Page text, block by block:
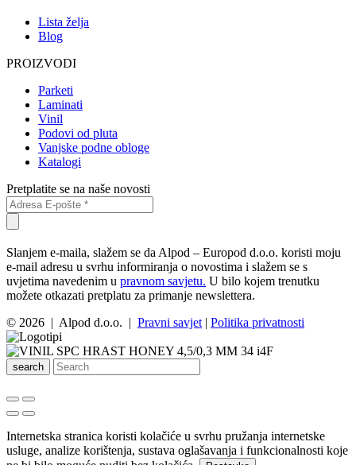
Lista želja
Blog
PROIZVODI
Parketi
Laminati
Vinil
Podovi od pluta
Vanjske podne obloge
Katalogi
Pretplatite se na naše novosti
Slanjem e-maila, slažem se da Alpod – Europod d.o.o. koristi moju
e-mail adresu u svrhu informiranja o novostima i slažem se s
uvjetima navedenim u pravnom savjetu. U bilo kojem trenutku
možete otkazati pretplatu za primanje newslettera.
© 2026 | Alpod d.o.o. | Pravni savjet| Politika privatnosti
search
Internetska stranica koristi kolačiće u svrhu pružanja internetske
usluge, analize korištenja, sustava oglašavanja i funkcionalnosti koje